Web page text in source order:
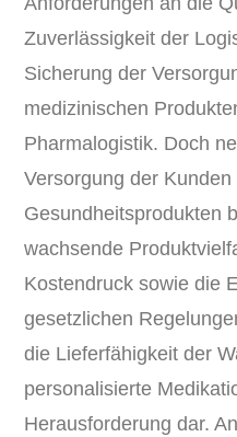
Zuverlässigkeit der
Sicherung der
medizinischen
Pharmalogistik. Doch
Versorgung der
Gesundheitsprodukten
wachsende
Kostendruck sowie die
gesetzlichen
die Lieferfähigkeit der
personalisierte
Herausforderung dar.